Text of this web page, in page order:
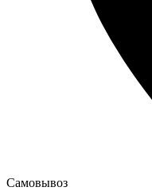
Самовывоз